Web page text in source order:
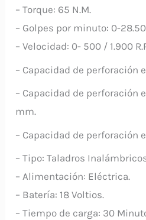
– Torque: 65 N.M.
– Golpes por minuto: 0-
– Velocidad: 0- 500 / 1.900
– Capacidad de perforación
– Capacidad de perforación
mm.
– Capacidad de perforación
– Tipo: Taladros
– Alimentación: Eléctrica.
– Batería: 18 Voltios.
– Tiempo de carga: 30